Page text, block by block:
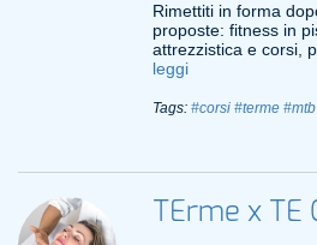
Rimettiti in forma
proposte: fitness in
attrezzistica e corsi,
leggi
Tags: #corsi #terme #mtb
TErme x TE